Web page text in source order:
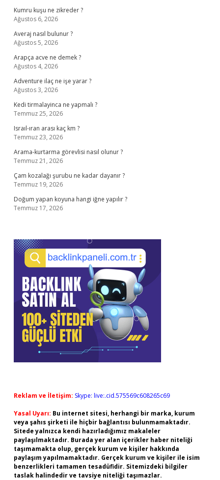
Kumru kuşu ne zikreder ?
Ağustos 6, 2026
Averaj nasıl bulunur ?
Ağustos 5, 2026
Arapça acve ne demek ?
Ağustos 4, 2026
Adventure ilaç ne işe yarar ?
Ağustos 3, 2026
Kedi tirmalayinca ne yapmalı ?
Temmuz 25, 2026
Israıl-ıran arası kaç km ?
Temmuz 23, 2026
Arama-kurtarma görevlisi nasıl olunur ?
Temmuz 21, 2026
Çam kozalağı şurubu ne kadar dayanır ?
Temmuz 19, 2026
Doğum yapan koyuna hangi iğne yapılır ?
Temmuz 17, 2026
Reklam ve İletişim: Skype: live:.cid.575569c608265c69
Yasal Uyarı: Bu internet sitesi, herhangi bir marka, kurum
veya şahıs şirketi ile hiçbir bağlantısı bulunmamaktadır.
Sitede yalnızca kendi hazırladığımız makaleler
paylaşılmaktadır. Burada yer alan içerikler haber niteliği
taşımamakta olup, gerçek kurum ve kişiler hakkında
paylaşım yapılmamaktadır. Gerçek kurum ve kişiler ile isim
benzerlikleri tamamen tesadüfidir. Sitemizdeki bilgiler
taslak halindedir ve tavsiye niteliği taşımazlar.